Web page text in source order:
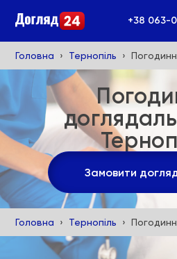
+38 063-
Головна Тернопіль
Замовити
Головна Тернопіль